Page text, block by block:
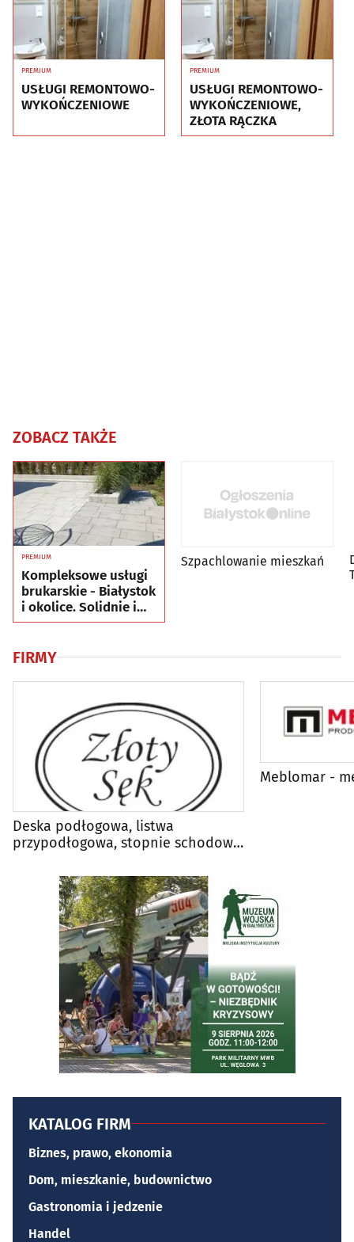
PREMIUM
USŁUGI REMONTOWO-
WYKOŃCZENIOWE
PREMIUM
USŁUGI REMONTOWO-
WYKOŃCZENIOWE,
ZŁOTA RĄCZKA
ZOBACZ TAKŻE
PREMIUM
Kompleksowe usługi
brukarskie - Białystok
i okolice. Solidnie i
terminowo.
Szpachlowanie mieszkań
FIRMY
Deska podłogowa, listwa
przypodłogowa, stopnie schodowe
Meblomar -
KATALOG FIRM
Biznes, prawo, ekonomia
Dom, mieszkanie, budownictwo
Gastronomia i jedzenie
Handel